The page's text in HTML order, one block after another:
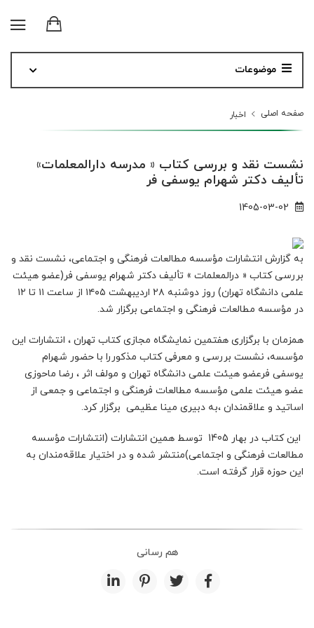
موضوعات
صفحه اصلی اخبار
نشست نقد و بررسی کتاب « مدرسه دارالمعلمات»
تألیف دکتر شهرام یوسفی فر
به گزارش انتشارات مؤسسه مطالعات فرهنگی و اجتماعی، نشست نقد و
بررسی کتاب « درالمعلمات » تألیف دکتر شهرام یوسفی فر(عضو هیئت
علمی دانشگاه تهران) روز دوشنبه ۲۸ اردیبهشت ۱۴۰۵ از ساعت ۱۱ تا ۱۲
در مؤسسه مطالعات فرهنگی و اجتماعی برگزار شد.
همزمان با برگزاری هفتمین نمایشگاه مجازی کتاب تهران ، انتشارات این
مؤسسه، نشست بررسی و معرفی کتاب مذکوررا با حضور شهرام
یوسفی فرعضو هیئت علمی دانشگاه تهران و مولف اثر ، رضا ماحوزی
عضو هیئت علمی مؤسسه مطالعات فرهنگی و اجتماعی و جمعی از
اساتید و علاقمندان ،به دبیری مینا عظیمی برگزار کرد.
این کتاب در بهار 1405 توسط همین انتشارات (انتشارات مؤسسه
مطالعات فرهنگی و اجتماعی)منتشر شده و در اختیار علاقه‌مندان به
این حوزه قرار گرفته است.
هم رسانی